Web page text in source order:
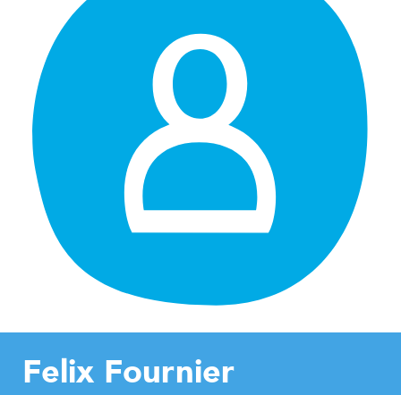
Felix Fournier